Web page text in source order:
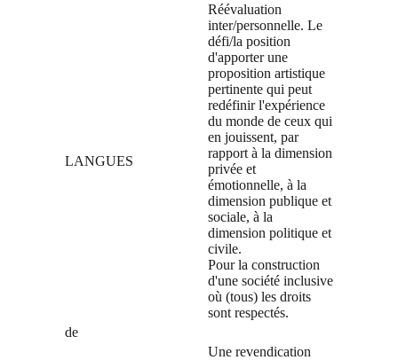
LANGUES
Réévaluation
inter/personnelle. Le
défi/la position
d'apporter une
proposition artistique
pertinente qui peut
redéfinir l'expérience
du monde de ceux qui
en jouissent, par
rapport à la dimension
privée et
émotionnelle, à la
dimension publique et
sociale, à la
dimension politique et
civile.
Pour la construction
d'une société inclusive
où (tous) les droits
sont respectés.
de
Une revendication